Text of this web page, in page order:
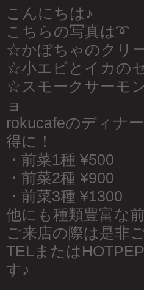
こんにちは♪
こちらの写真は➰
☆かぼちゃのクリ
☆小エビとイカの
☆スモークサーモ
ョ
rokucafeのディナ
得に！
・前菜1種 ¥500
・前菜2種 ¥900
・前菜3種 ¥1300
他にも種類豊富な
ご来店の際は是非
TELまたは
す♪